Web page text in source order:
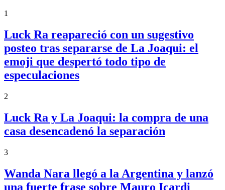
1
Luck Ra reapareció con un sugestivo
posteo tras separarse de La Joaqui: el
emoji que despertó todo tipo de
especulaciones
2
Luck Ra y La Joaqui: la compra de una
casa desencadenó la separación
3
Wanda Nara llegó a la Argentina y lanzó
una fuerte frase sobre Mauro Icardi